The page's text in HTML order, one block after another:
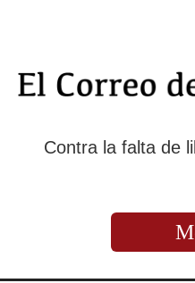
Contra la falta de